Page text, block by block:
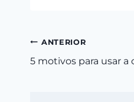
Navegação
ANTERIOR
5 motivos para usar